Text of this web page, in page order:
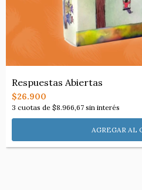
Respuestas Abiertas
$26.900
3 cuotas de $8.966,67 sin interés